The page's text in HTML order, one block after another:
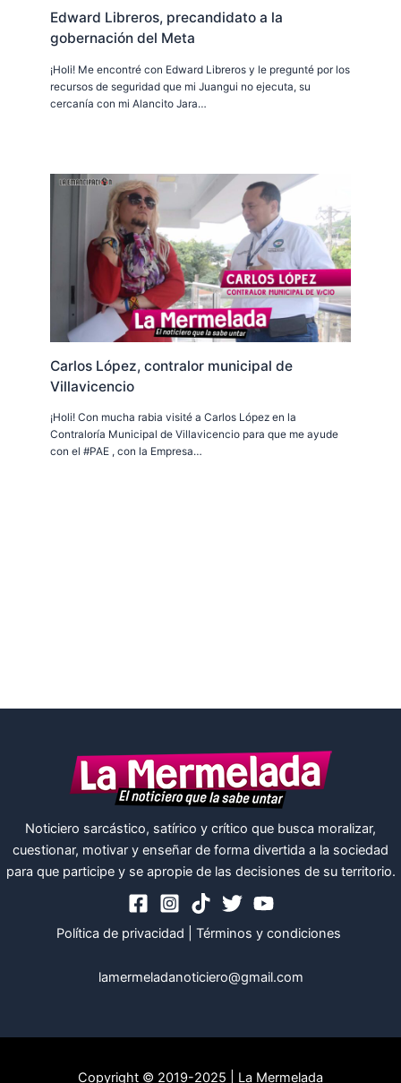
Edward Libreros, precandidato a la
gobernación del Meta
¡Holi! Me encontré con Edward Libreros y le pregunté por los
recursos de seguridad que mi Juangui no ejecuta, su
cercanía con mi Alancito Jara…
Carlos López, contralor municipal de
Villavicencio
¡Holi! Con mucha rabia visité a Carlos López en la
Contraloría Municipal de Villavicencio para que me ayude
con el #PAE , con la Empresa…
Noticiero sarcástico, satírico y crítico que busca moralizar,
cuestionar, motivar y enseñar de forma divertida a la sociedad
para que participe y se apropie de las decisiones de su territorio.
Política de privacidad Términos y condiciones
lamermeladanoticiero@gmail.com
Copyright © 2019-2025 | La Mermelada